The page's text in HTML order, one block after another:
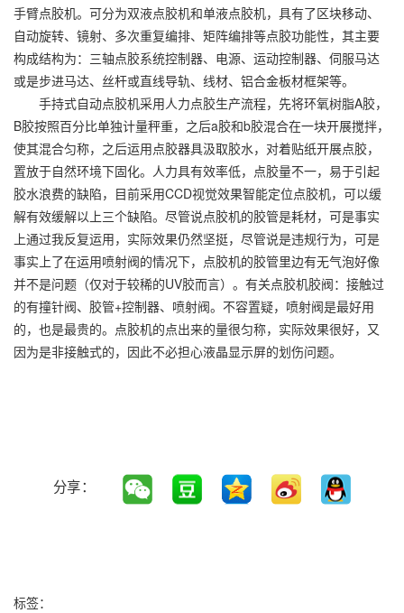
手臂点胶机。可分为双液点胶机和单液点胶机，具有了区块移动、
自动旋转、镜射、多次重复编排、矩阵编排等点胶功能性，其主要
构成结构为：三轴点胶系统控制器、电源、运动控制器、伺服马达
或是步进马达、丝杆或直线导轨、线材、铝合金板材框架等。
手持式自动点胶机采用人力点胶生产流程，先将环氧树脂A胶，
B胶按照百分比单独计量秤重，之后a胶和b胶混合在一块开展搅拌，
使其混合匀称，之后运用点胶器具汲取胶水，对着贴纸开展点胶，
置放于自然环境下固化。人力具有效率低，点胶量不一，易于引起
胶水浪费的缺陷，目前采用CCD视觉效果智能定位点胶机，可以缓
解有效缓解以上三个缺陷。尽管说点胶机的胶管是耗材，可是事实
上通过我反复运用，实际效果仍然坚挺，尽管说是违规行为，可是
事实上了在运用喷射阀的情况下，点胶机的胶管里边有无气泡好像
并不是问题（仅对于较稀的UV胶而言）。有关点胶机胶阀：接触过
的有撞针阀、胶管+控制器、喷射阀。不容置疑，喷射阀是最好用
的，也是最贵的。点胶机的点出来的量很匀称，实际效果很好，又
因为是非接触式的，因此不必担心液晶显示屏的划伤问题。
分享：
标签：